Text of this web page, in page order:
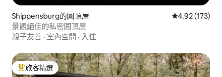
Shippensburg的圓頂屋 從 173 則評價
4.92 (173)
景觀絕佳的私密圓頂屋
親子友善 · 室內空間 · 入住
旅客精選榜首
旅客精選